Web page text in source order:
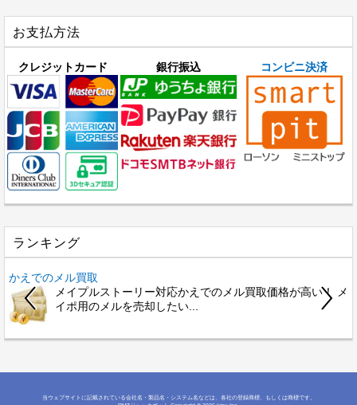
お支払方法
クレジットカード 銀行振込 コンビニ決済
ランキング
かえでのメル買取
メイプルストーリー対応かえでのメル買取価格が高い！ メ
イポ用のメルを売却したい...
当ウェブサイトに記載されている会社名・製品名・システム名などは、各社の登録商標、もしくは商標です。